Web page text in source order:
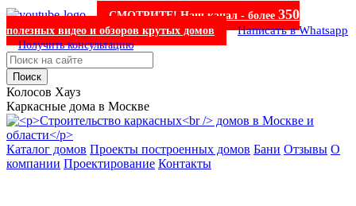
СМОТРИТЕ! Наш канал - более 350
полезных видео и обзоров крутых домов Написать в Whatsapp
Получить консультацию
Поиск
Колосов Хауз
Каркасные дома в Москве
Каталог домов Проекты построенных домов Бани Отзывы О
компании Проектирование Контакты